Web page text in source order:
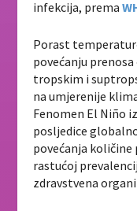
infekcija, prema
Porast
povećanju
tropskim i
na umjerenije
Fenomen El Niño
posljedice
povećanja količine
rastućoj
zdravstvena